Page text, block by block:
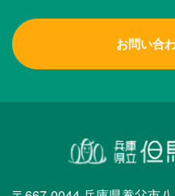
お問い合